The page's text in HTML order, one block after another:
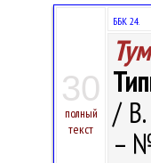
30
полный
текст
ББК 24.
/ В.
–